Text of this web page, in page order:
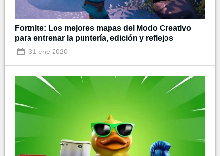
Fortnite: Los mejores mapas del Modo Creativo
para entrenar la puntería, edición y reflejos
31 ene 2020